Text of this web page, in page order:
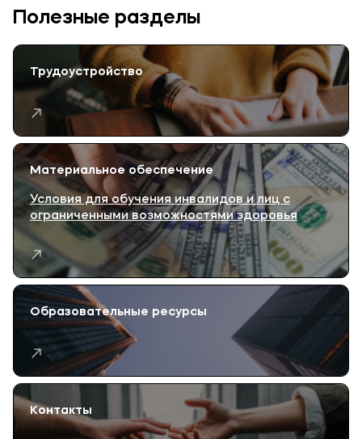
Полезные разделы
Трудоустройство
Материальное обеспечение
Условия для обучения инвалидов и лиц с
ограниченными возможностями здоровья
Образовательные ресурсы
Контакты